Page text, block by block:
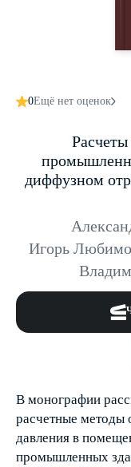
0Ещё нет оценок
диффузном
Игорь
В монографии
расчетные методы
давления в
промышленных